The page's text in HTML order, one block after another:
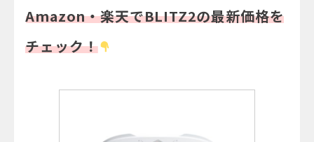
Amazon・楽天でBLITZ2の最新価格を
チェック！